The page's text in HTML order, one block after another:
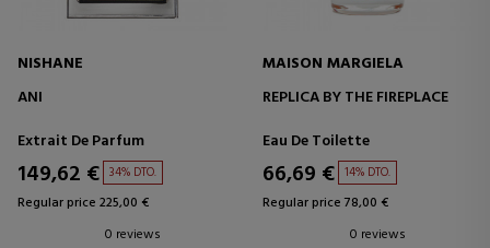
NISHANE
ANI
Extrait De Parfum
149,62 € 34% DTO.
Regular price 225,00 €
0 reviews
MAISON MARGIELA
REPLICA BY THE FIREPLACE
Eau De Toilette
66,69 € 14% DTO.
Regular price 78,00 €
0 reviews